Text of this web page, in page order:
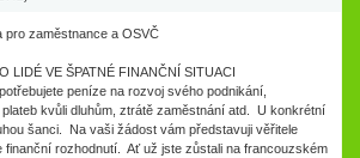
zaměstnance a OSVČ
LIDÉ VE ŠPATNÉ FINANČNÍ SITUACI
peníze na rozvoj svého podnikání,
kvůli dluhům, ztrátě zaměstnání atd. U konkrétní
šanci. Na vaši žádost vám představuji věřitele
finanční rozhodnutí. Ať už jste zůstali na francouzském